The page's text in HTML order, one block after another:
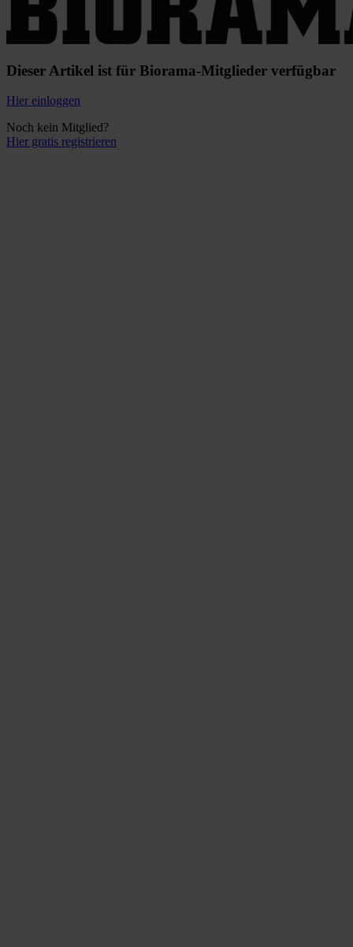
Dieser Artikel ist für Biorama-Mitglieder verfügbar
Hier einloggen
Noch kein Mitglied?
Hier gratis registrieren